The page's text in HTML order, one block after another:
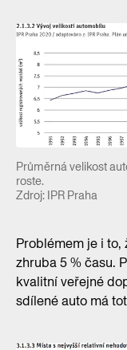
Průměrná velikost
roste.
Zdroj: IPR Praha
Problémem je i to,
zhruba 5 % času.
kvalitní veřejné
sdílené auto má